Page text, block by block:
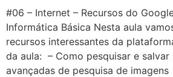
#06 – Internet – Recursos do
Informática Básica Nesta aula
recursos interessantes da
da aula: – Como pesquisar e
avançadas de pesquisa de